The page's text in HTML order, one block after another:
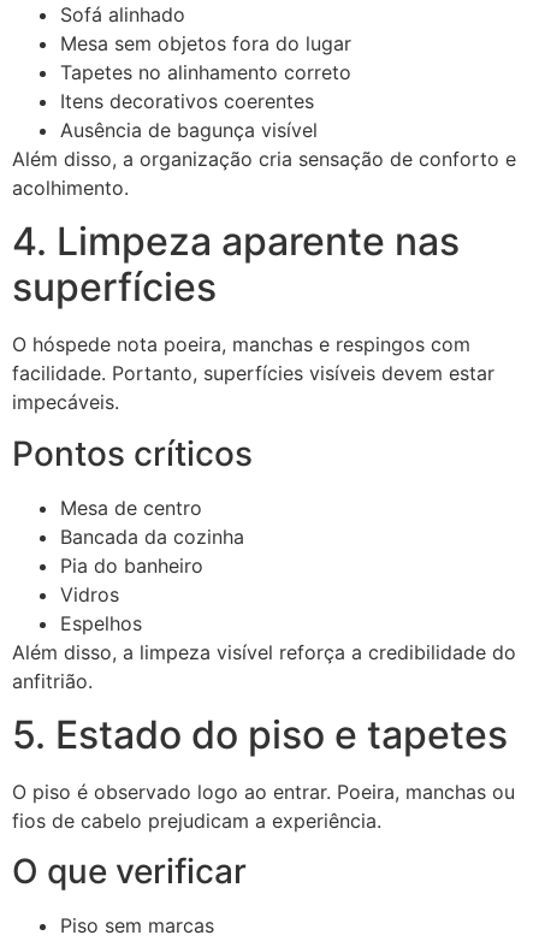
Sofá alinhado
Mesa sem objetos fora do lugar
Tapetes no alinhamento correto
Itens decorativos coerentes
Ausência de bagunça visível
Além disso, a organização cria sensação de conforto e
acolhimento.
4. Limpeza aparente nas
superfícies
O hóspede nota poeira, manchas e respingos com
facilidade. Portanto, superfícies visíveis devem estar
impecáveis.
Pontos críticos
Mesa de centro
Bancada da cozinha
Pia do banheiro
Vidros
Espelhos
Além disso, a limpeza visível reforça a credibilidade do
anfitrião.
5. Estado do piso e tapetes
O piso é observado logo ao entrar. Poeira, manchas ou
fios de cabelo prejudicam a experiência.
O que verificar
Piso sem marcas